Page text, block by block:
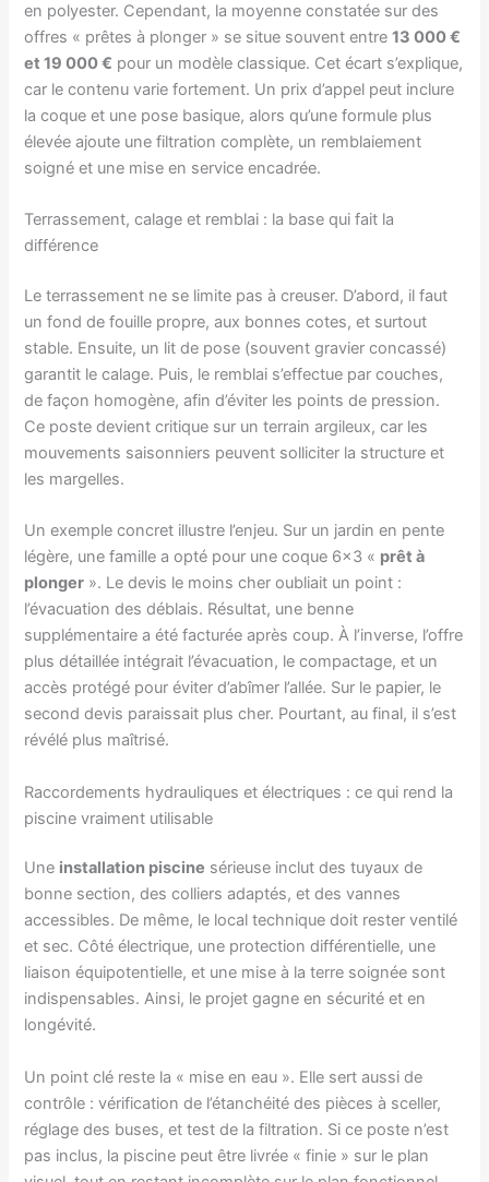
en polyester. Cependant, la moyenne constatée sur des
offres « prêtes à plonger » se situe souvent entre13 000 €
et 19 000 € pour un modèle classique. Cet écart s’explique,
car le contenu varie fortement. Un prix d’appel peut inclure
la coque et une pose basique, alors qu’une formule plus
élevée ajoute une filtration complète, un remblaiement
soigné et une mise en service encadrée.
Terrassement, calage et remblai : la base qui fait la
différence
Le terrassement ne se limite pas à creuser. D’abord, il faut
un fond de fouille propre, aux bonnes cotes, et surtout
stable. Ensuite, un lit de pose (souvent gravier concassé)
garantit le calage. Puis, le remblai s’effectue par couches,
de façon homogène, afin d’éviter les points de pression.
Ce poste devient critique sur un terrain argileux, car les
mouvements saisonniers peuvent solliciter la structure et
les margelles.
Un exemple concret illustre l’enjeu. Sur un jardin en pente
légère, une famille a opté pour une coque 6×3 « prêt à
plonger ». Le devis le moins cher oubliait un point :
l’évacuation des déblais. Résultat, une benne
supplémentaire a été facturée après coup. À l’inverse, l’offre
plus détaillée intégrait l’évacuation, le compactage, et un
accès protégé pour éviter d’abîmer l’allée. Sur le papier, le
second devis paraissait plus cher. Pourtant, au final, il s’est
révélé plus maîtrisé.
Raccordements hydrauliques et électriques : ce qui rend la
piscine vraiment utilisable
Une installation piscine sérieuse inclut des tuyaux de
bonne section, des colliers adaptés, et des vannes
accessibles. De même, le local technique doit rester ventilé
et sec. Côté électrique, une protection différentielle, une
liaison équipotentielle, et une mise à la terre soignée sont
indispensables. Ainsi, le projet gagne en sécurité et en
longévité.
Un point clé reste la « mise en eau ». Elle sert aussi de
contrôle : vérification de l’étanchéité des pièces à sceller,
réglage des buses, et test de la filtration. Si ce poste n’est
pas inclus, la piscine peut être livrée « finie » sur le plan